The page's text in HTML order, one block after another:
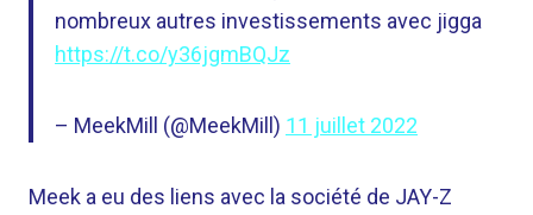
nombreux autres investissements avec jigga
https://t.co/y36jgmBQJz
– MeekMill (@MeekMill) 11 juillet 2022
Meek a eu des liens avec la société de JAY-Z